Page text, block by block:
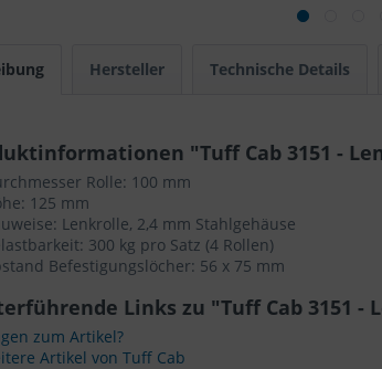
Hersteller Technische Details
"Tuff Cab 3151 -
Rolle: 100 mm
125 mm
Lenkrolle, 2,4 mm Stahlgehäuse
300 kg pro Satz (4 Rollen)
Befestigungslöcher: 56 x 75 mm
Links zu "Tuff Cab 3151 -
zum Artikel?
Artikel von Tuff Cab